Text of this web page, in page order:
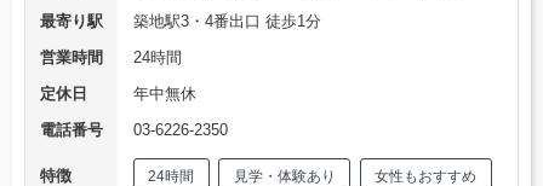
最寄り駅
築地駅3・4番出口 徒歩1分
営業時間
24時間
定休日
年中無休
電話番号
03-6226-2350
特徴 24時間 見学・体験あり 女性もおすすめ